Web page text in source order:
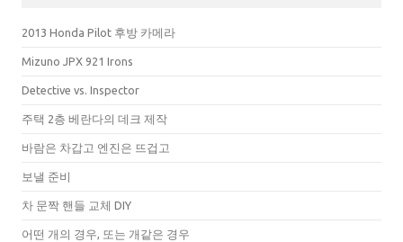
2013 Honda Pilot 후방 카메라
Mizuno JPX 921 Irons
Detective vs. Inspector
주택 2층 베란다의 데크 제작
바람은 차갑고 엔진은 뜨겁고
보낼 준비
차 문짝 핸들 교체 DIY
어떤 개의 경우, 또는 개같은 경우